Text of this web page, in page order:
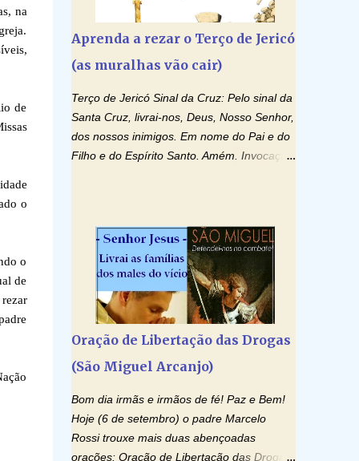
na
de
o
o
de
Aprenda a rezar o Terço de Jericó
(as muralhas vão cair)
Terço de Jericó Sinal da Cruz: Pelo sinal da
Santa Cruz, livrai-nos, Deus, Nosso Senhor,
dos nossos inimigos. Em nome do Pai e do
Filho e do Espírito Santo. Amém. Invocação
o vosso Espírito e tudo será criado. E
renovareis a face da terra. Oremos: Ó
Deus, que instruístes os corações dos
vossos fiéis com a luz do Espírito Santo,
fazei que apreciemos retamente todas as
gozemos sempre da sua consolação. Por
Cristo, Senhor Nosso. Amém. Creio: Creio
céu e da terra; e em Jesus Cristo, seu único
Filho, nosso Senhor; que foi concebido pelo
poder do Espí­rito Santo; nasceu da Virgem
Oração de Libertação das Drogas
(São Miguel Arcanjo)
Bom dia irmãs e irmãos de fé! Paz e Bem!
Hoje (6 de setembro) o padre Marcelo
Rossi trouxe mais duas abençoadas
orações: Oração de Libertação das Drogas